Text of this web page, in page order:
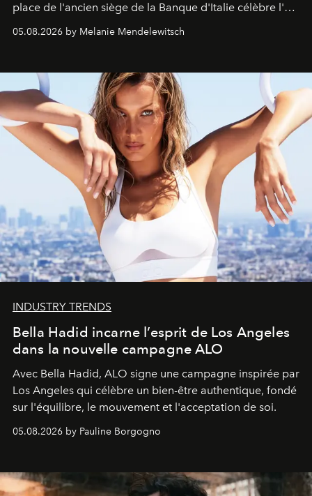
place de l'ancien siège de la Banque d'Italie célèbre l'art
de vivre Romain dans toute son élégance intemporelle.
05.08.2026 by Melanie Mendelewitsch
INDUSTRY TRENDS
Bella Hadid incarne l’esprit de Los Angeles
dans la nouvelle campagne ALO
Avec Bella Hadid, ALO signe une campagne inspirée par
Los Angeles qui célèbre un bien-être authentique, fondé
sur l'équilibre, le mouvement et l'acceptation de soi.
05.08.2026 by Pauline Borgogno